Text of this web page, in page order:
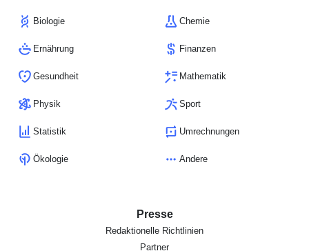
Biologie Chemie
Ernährung Finanzen
Gesundheit Mathematik
Physik Sport
Statistik Umrechnungen
Ökologie Andere
Presse
Redaktionelle Richtlinien
Partner